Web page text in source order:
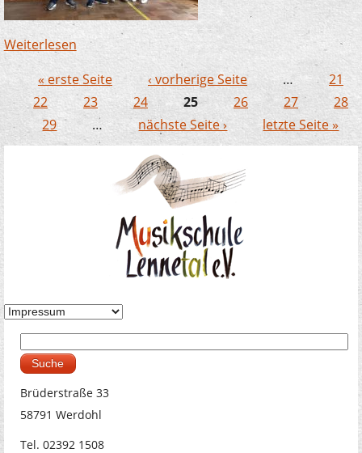
Weiterlesen über Lehrerkonzert zum Zweiten: Am 26.
August um 18 Uhr in Werdohl
Seiten
« erste Seite ‹ vorherige Seite …
21
22
23 24 25 26 27
28
29
… nächste Seite › letzte Seite »
Suchformular
Brüderstraße 33
58791 Werdohl
Tel. 02392 1508